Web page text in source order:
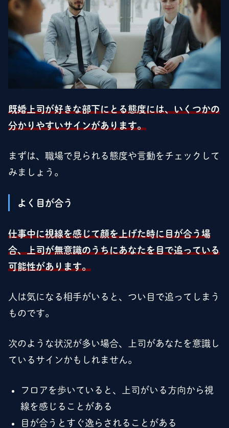
既婚上司が好きな部下にとる態度には、いくつかの
分かりやすいサインがあります。
まずは、職場で見られる態度や言動をチェックして
みましょう。
よく目が合う
仕事中に視線を感じて顔を上げた時に目が合う場
合、上司が無意識のうちにあなたを目で追っている
可能性があります。
人は気になる相手がいると、つい目で追ってしまう
ものです。
次のような状況が多い場合、上司があなたを意識し
ているサインかもしれません。
フロアを歩いていると、上司がいる方向から視
線を感じることがある
目が合うとすぐ逸らされることがある